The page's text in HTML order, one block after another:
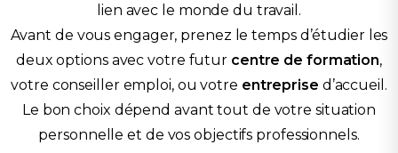
lien avec le monde du travail.
Avant de vous engager, prenez le temps d’étudier les
deux options avec votre futur centre de formation,
votre conseiller emploi, ou votre entreprise d’accueil.
Le bon choix dépend avant tout de votre situation
personnelle et de vos objectifs professionnels.